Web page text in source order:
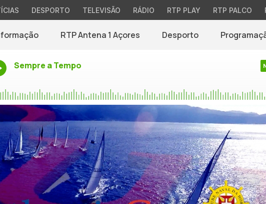
DESPORTO TELEVISÃO RÁDIO RTP PLAY RTP PALCO
RTP Antena 1 Açores Desporto
Sempre a Tempo